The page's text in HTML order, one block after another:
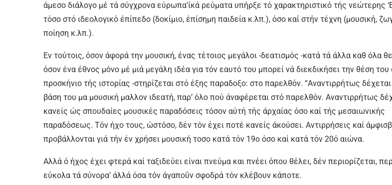
άμεσο διάλογο μέ τά σύγχρονα εύρωπα’ίκά ρεύματα υπήρξε τό χαρακτηριστικό τής νεώτερης
τόσο στό ιδεολογικό έπίπεδο (δοκίμιο, έπίσημη παιδεία κ.λπ.), όσο καί στήν τέχνη (μουσική,
ποίηση κ.λπ.).
Εν τούτοις, όσον άφορά την μουσική, ένας τέτοιος μεγάλοι -δεατισμός -κατά τά άλλα καθ όλα
όσον ένα έθνος μόνο μέ μιά μεγάλη ιδέα για τόν εαυτό του μπορεί νά διεκδικήσει την θέση του
προσκήνιο τής ιστορίας -στηρίζεται στό έξης παραδοξο: στο παρελθόν. “Αναντιρρήτως
βάση του μα μουσική μαλλον ιδεατή, παρ’ όλο πού άναφέρεται στό παρελθόν. Αναντιρρήτως
κανείς ώς σπουδαίες μουσικές παραδόσεις τόσον αύτή τής άρχαίας όσο καί τής μεσαιωνικής
παραδόσεως. Τόν ήχο τους, ώστόσο, δέν τόν έχει ποτέ κανείς άκούσει. Αντιρρήσεις καί
προβάλλονται γιά τήν έν χρήσει μουσική τοσο κατά τόν 19ο όσο καί κατά τόν 20ό αιώνα.
Αλλά ό ήχος έχει φτερά καί ταξιδεύει είναι πνεύμα και πνέει όπου θέλει, δέν περιορίζεται,
εύκολα τά σύνορα’ άλλά όσα τόν άγαποΰν σφοδρά τόν κλέβουν κάποτε.